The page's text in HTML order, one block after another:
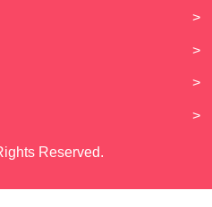
>
>
>
>
Reserved.